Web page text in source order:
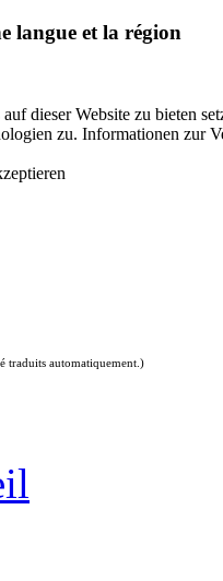
langue et la région
dieser Website zu bieten
zu. Informationen zur
traduits automatiquement.)